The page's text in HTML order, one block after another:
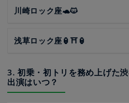
川崎ロック座🐢🐱
浅草ロック座🏮⛩🏮
3. 初乗・初トリを務め上げた
出演はいつ？